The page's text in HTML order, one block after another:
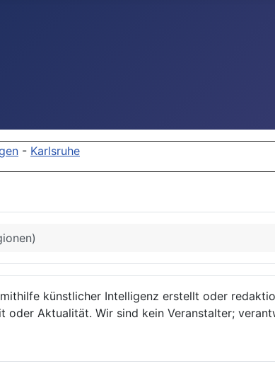
- Karlsruhe
künstlicher Intelligenz erstellt oder
Aktualität. Wir sind kein Veranstalter;